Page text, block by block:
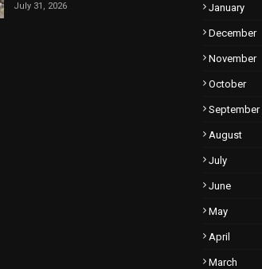
July 31, 2026 January
December
November
October
September
August
July
June
May
April
March